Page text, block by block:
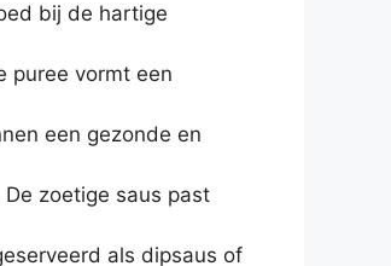
bij de hartige
puree vormt een
een gezonde en
zoetige saus past
als dipsaus of